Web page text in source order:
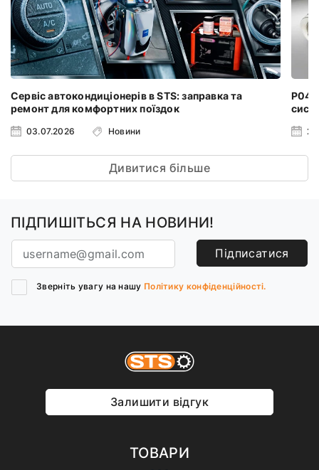
Сервіс автокондиціонерів в STS: заправка та
ремонт для комфортних поїздок
03.07.2026 Новини
Дивитися більше
ПІДПИШІТЬСЯ НА НОВИНИ!
Підписатися
Зверніть увагу на нашу Політику конфіденційності.
Залишити відгук
ТОВАРИ